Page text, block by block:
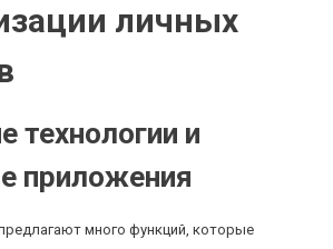
личных
технологии и
приложения
много функций, которые